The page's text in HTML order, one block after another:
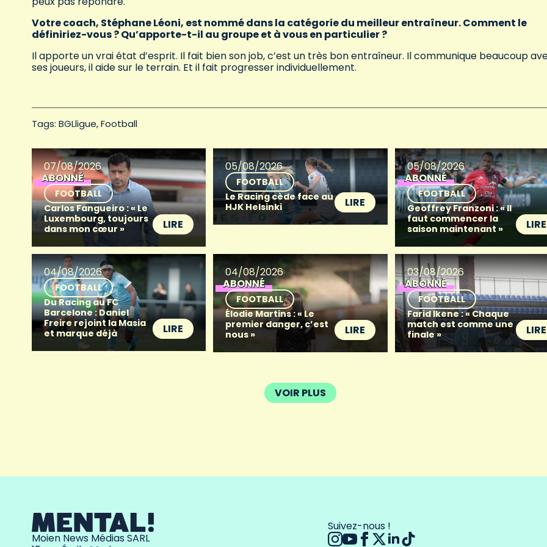
Votre coach, Stéphane Léoni, est nommé dans la catégorie du meilleur entraîneur. Comment le
définiriez-vous ? Qu’apporte-t-il au groupe et à vous en particulier ?
Il apporte un vrai état d’esprit. Il fait bien son job, c’est un très bon entraîneur. Il communique beaucoup
ses joueurs, il aide sur le terrain. Et il fait progresser individuellement.
Tags: BGLligue Football
07/08/2026
ABONNÉ
FOOTBALL
Carlos Fangueiro : « Le
Luxembourg, toujours
dans mon cœur »
LIRE
05/08/2026
FOOTBALL
Le Racing cède face au
HJK Helsinki
LIRE
05/08/2026
ABONNÉ
FOOTBALL
Geoffrey Franzoni : « Il
faut commencer la
saison maintenant »
LIRE
04/08/2026
FOOTBALL
Du Racing au FC
Barcelone : Daniel
Freire rejoint la Masia
et marque déjà
LIRE
04/08/2026
ABONNÉ
FOOTBALL
Élodie Martins : « Le
premier danger, c’est
nous »
LIRE
03/08/2026
ABONNÉ
FOOTBALL
Farid Ikene : « Chaque
match est comme une
finale »
LIRE
VOIR PLUS
Moien News Médias SARL
Suivez-nous !